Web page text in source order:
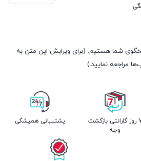
هفته پاسخگوی شما هستیم. (برای ویرایش این متن به
مراجعه نمایید.)
7 روز گارانتی بازگشت
وجه
پشتیبانی همیشگی